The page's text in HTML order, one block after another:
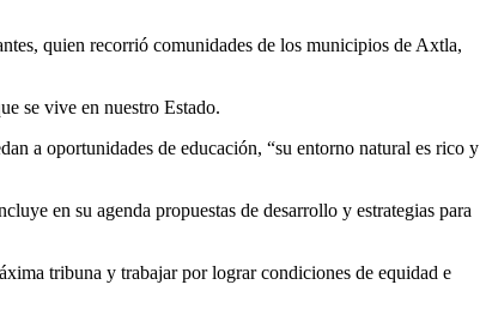
quien recorrió comunidades de los municipios de Axtla,
se vive en nuestro Estado.
a oportunidades de educación, “su entorno natural es rico y
en su agenda propuestas de desarrollo y estrategias para
tribuna y trabajar por lograr condiciones de equidad e